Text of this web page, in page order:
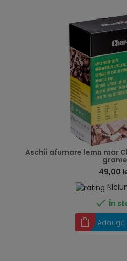
Aschii afumare lemn mar
grame
49,00
 În
Adaugă